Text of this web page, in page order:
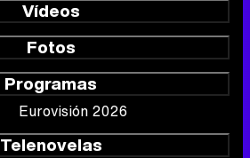
Vídeos
Fotos
Programas
Eurovisión 2026
Telenovelas